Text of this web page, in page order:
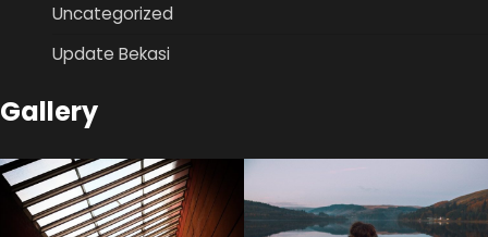
Uncategorized
Update Bekasi
Gallery